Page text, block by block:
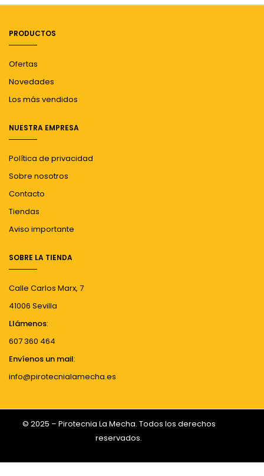
PRODUCTOS
Ofertas
Novedades
Los más vendidos
NUESTRA EMPRESA
Política de privacidad
Sobre nosotros
Contacto
Tiendas
Aviso importante
SOBRE LA TIENDA
Calle Carlos Marx, 7
41006 Sevilla
Llámenos:
607 360 464
Envíenos un mail:
info@pirotecnialamecha.es
© 2025 – Pirotecnia La Mecha. Todos los derechos
reservados.